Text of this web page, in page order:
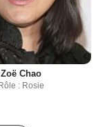
Zoë Chao
Rôle : Rosie